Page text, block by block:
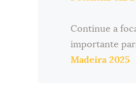
Continue a
importante
Madeira 2025